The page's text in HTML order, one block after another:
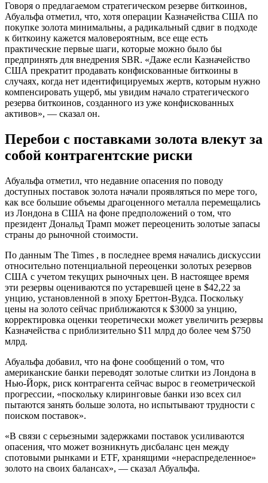
Говоря о предлагаемом стратегическом резерве биткоинов,
Абуальфа отметил, что, хотя операции Казначейства США по
покупке золота минимальны, а радикальный сдвиг в подходе
к биткоину кажется маловероятным, все еще есть
практические первые шаги, которые можно было бы
предпринять для внедрения SBR. «Даже если Казначейство
США прекратит продавать конфискованные биткоины в
случаях, когда нет идентифицируемых жертв, которым нужно
компенсировать ущерб, мы увидим начало стратегического
резерва биткоинов, созданного из уже конфискованных
активов», — сказал он.
Перебои с поставками золота влекут за
собой контрагентские риски
Абуальфа отметил, что недавние опасения по поводу
доступных поставок золота начали проявляться по мере того,
как все большие объемы драгоценного металла перемещались
из Лондона в США на фоне предположений о том, что
президент Дональд Трамп может переоценить золотые запасы
страны до рыночной стоимости.
По данным The Times , в последнее время начались дискуссии
относительно потенциальной переоценки золотых резервов
США с учетом текущих рыночных цен. В настоящее время
эти резервы оцениваются по устаревшей цене в $42,22 за
унцию, установленной в эпоху Бреттон-Вудса. Поскольку
цены на золото сейчас приближаются к $3000 за унцию,
корректировка оценки теоретически может увеличить резервы
Казначейства с приблизительно $11 млрд до более чем $750
млрд.
Абуальфа добавил, что на фоне сообщений о том, что
американские банки переводят золотые слитки из Лондона в
Нью-Йорк, риск контрагента сейчас вырос в геометрической
прогрессии, «поскольку клиринговые банки изо всех сил
пытаются занять больше золота, но испытывают трудности с
поиском поставок».
«В связи с серьезными задержками поставок усиливаются
опасения, что может возникнуть дисбаланс цен между
спотовыми рынками и ETF, хранящими «нераспределенное»
золото на своих балансах», — сказал Абуальфа.